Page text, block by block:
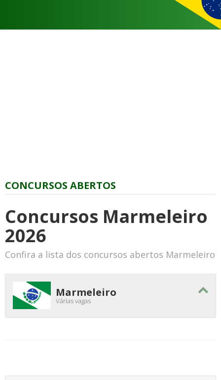
CONCURSOS ABERTOS
Concursos Marmeleiro
2026
Confira a lista dos concursos abertos Marmeleiro
Marmeleiro
Várias vagas